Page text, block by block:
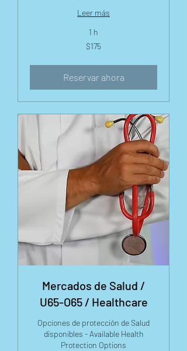
Leer más
1 h
$175
Reservar ahora
Mercados de Salud /
U65-O65 / Healthcare
Opciones de protección de Salud
disponibles - Available Health
Protection Options